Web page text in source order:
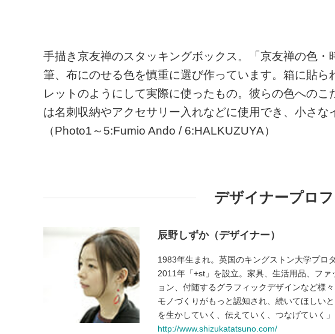
手描き京友禅のスタッキングボックス。「京友禅の色
筆、布にのせる色を慎重に選び作っています。箱に貼
レットのようにして実際に使ったもの。彼らの色への
は名刺収納やアクセサリー入れなどに使用でき、小さな
（Photo1～5:Fumio Ando / 6:HALKUZUYA）
デザイナープロ
辰野しずか（デザイナー）
1983年生まれ。英国のキングストン大学プロ
2011年「+st」を設立。家具、生活用品、フ
ョン、付随するグラフィックデザインなど様
モノづくりがもっと認知され、続いてほしい
を生かしていく、伝えていく、つなげていく
http://www.shizukatatsuno.com/